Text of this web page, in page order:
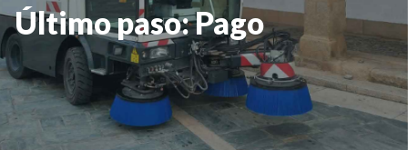
Último paso: Pago